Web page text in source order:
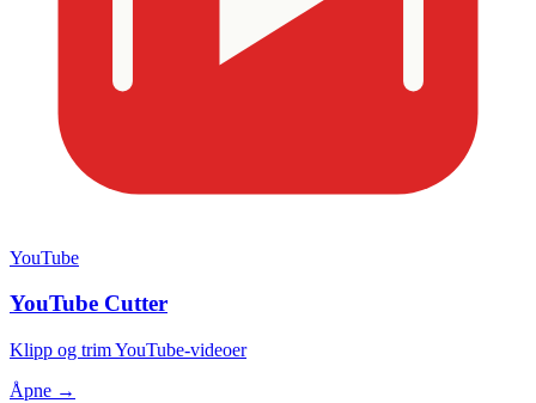
YouTube
YouTube Cutter
Klipp og trim YouTube-videoer
Åpne →